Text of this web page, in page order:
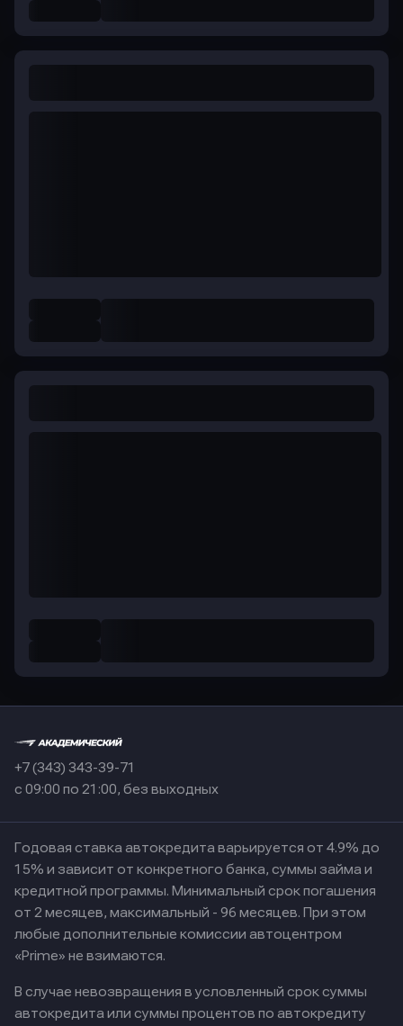
+7 (343) 343-39-71
с 09:00 по 21:00, без выходных
Годовая ставка автокредита варьируется от 4.9% до
15% и зависит от конкретного банка, суммы займа и
кредитной программы. Минимальный срок погашения
от 2 месяцев, максимальный - 96 месяцев. При этом
любые дополнительные комиссии автоцентром
«Prime» не взимаются.
В случае невозвращения в условленный срок суммы
автокредита или суммы процентов по автокредиту